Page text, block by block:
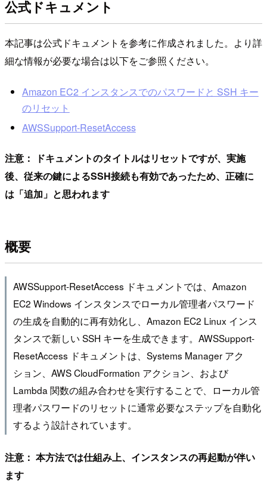
公式ドキュメント
本記事は公式ドキュメントを参考に作成されました。より詳
細な情報が必要な場合は以下をご参照ください。
Amazon EC2 インスタンスでのパスワードと SSH キー
のリセット
AWSSupport-ResetAccess
注意： ドキュメントのタイトルはリセットですが、実施
後、従来の鍵によるSSH接続も有効であったため、正確に
は「追加」と思われます
概要
AWSSupport-ResetAccess ドキュメントでは、Amazon
EC2 Windows インスタンスでローカル管理者パスワード
の生成を自動的に再有効化し、Amazon EC2 Linux インス
タンスで新しい SSH キーを生成できます。AWSSupport-
ResetAccess ドキュメントは、Systems Manager アク
ション、AWS CloudFormation アクション、および
Lambda 関数の組み合わせを実行することで、ローカル管
理者パスワードのリセットに通常必要なステップを自動化
するよう設計されています。
注意： 本方法では仕組み上、インスタンスの再起動が伴い
ます